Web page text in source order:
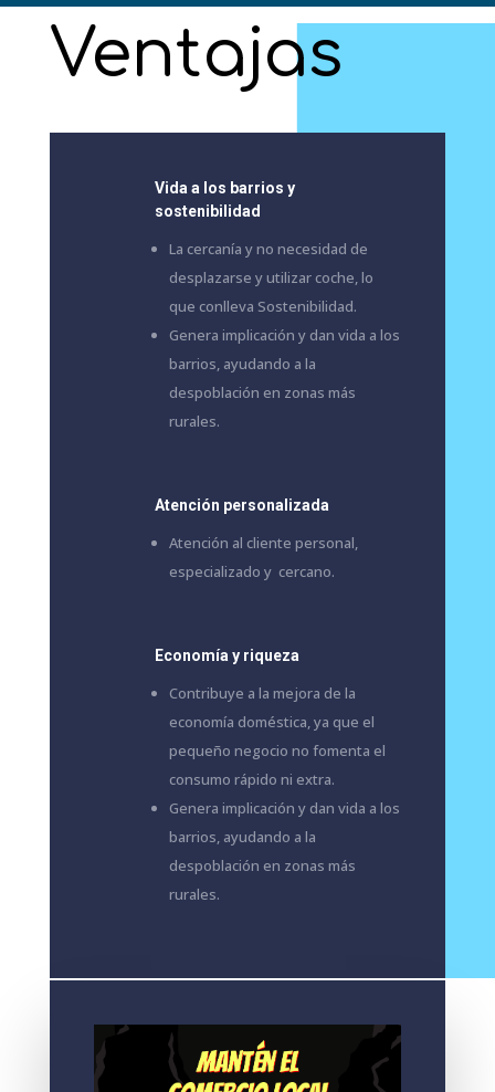
Ventajas
Vida a los barrios y
sostenibilidad
La cercanía y no necesidad de
desplazarse y utilizar coche, lo
que conlleva Sostenibilidad.
Genera implicación y dan vida a los
barrios, ayudando a la
despoblación en zonas más
rurales.
Atención personalizada
Atención al cliente personal,
especializado y cercano.
Economía y riqueza
Contribuye a la mejora de la
economía doméstica, ya que el
pequeño negocio no fomenta el
consumo rápido ni extra.
Genera implicación y dan vida a los
barrios, ayudando a la
despoblación en zonas más
rurales.